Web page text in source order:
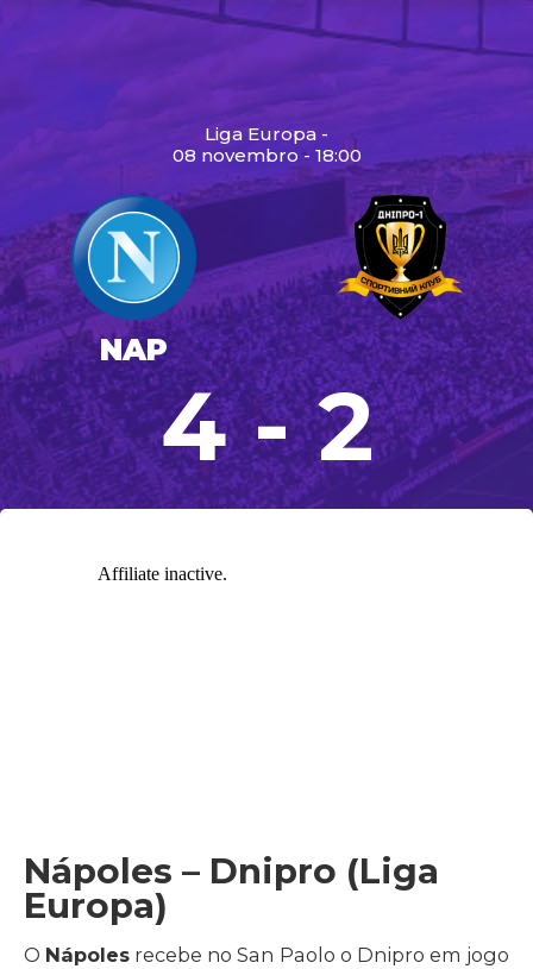
Liga Europa -
08 novembro - 18:00
NAP
4 - 2
Nápoles – Dnipro (Liga
Europa)
O Nápoles recebe no San Paolo o Dnipro em jogo